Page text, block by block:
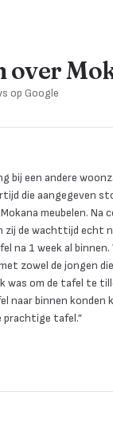
over
op Google
bij een andere
die aangegeven
meubelen. Na
zij de wachttijd echt
na 1 week al binnen.
zowel de jongen
was om de tafel te
naar binnen konden
prachtige tafel.”